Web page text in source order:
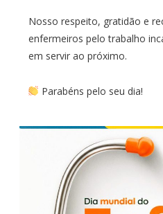
Nosso respeito, gratidão e
enfermeiros pelo trabalho
em servir ao próximo.
Parabéns pelo seu dia!